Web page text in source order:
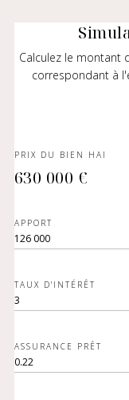
Calculez le montant
correspondant à
PRIX DU BIEN HAI
630 000 €
APPORT
TAUX D'INTÉRÊT
ASSURANCE PRÊT